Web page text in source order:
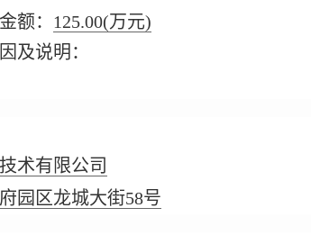
额： 125.00(万元)
及说明：
术有限公司
园区龙城大街58号